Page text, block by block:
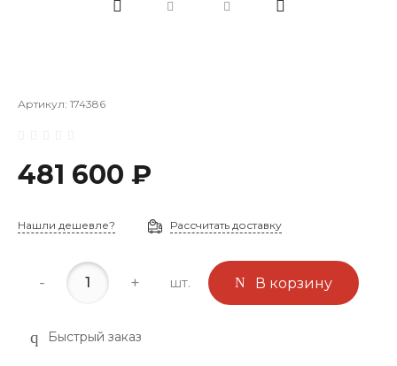
Артикул: 174386
481 600 ₽
Нашли дешевле? Рассчитать доставку
- + шт. В корзину
Быстрый заказ